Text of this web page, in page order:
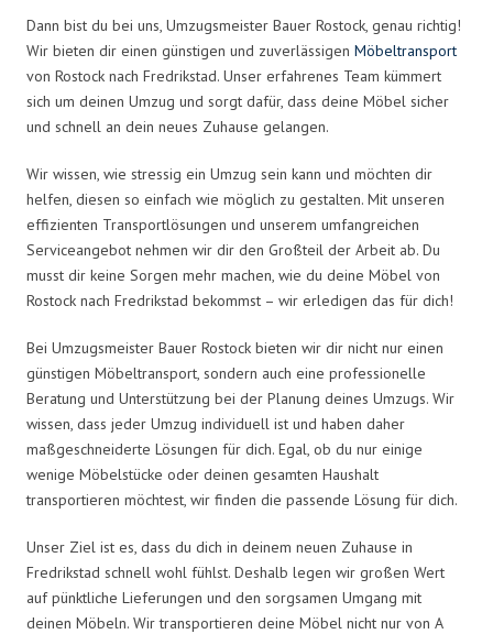
Dann bist du bei uns, Umzugsmeister Bauer Rostock, genau richtig!
Wir bieten dir einen günstigen und zuverlässigen Möbeltransport
von Rostock nach Fredrikstad. Unser erfahrenes Team kümmert
sich um deinen Umzug und sorgt dafür, dass deine Möbel sicher
und schnell an dein neues Zuhause gelangen.
Wir wissen, wie stressig ein Umzug sein kann und möchten dir
helfen, diesen so einfach wie möglich zu gestalten. Mit unseren
effizienten Transportlösungen und unserem umfangreichen
Serviceangebot nehmen wir dir den Großteil der Arbeit ab. Du
musst dir keine Sorgen mehr machen, wie du deine Möbel von
Rostock nach Fredrikstad bekommst – wir erledigen das für dich!
Bei Umzugsmeister Bauer Rostock bieten wir dir nicht nur einen
günstigen Möbeltransport, sondern auch eine professionelle
Beratung und Unterstützung bei der Planung deines Umzugs. Wir
wissen, dass jeder Umzug individuell ist und haben daher
maßgeschneiderte Lösungen für dich. Egal, ob du nur einige
wenige Möbelstücke oder deinen gesamten Haushalt
transportieren möchtest, wir finden die passende Lösung für dich.
Unser Ziel ist es, dass du dich in deinem neuen Zuhause in
Fredrikstad schnell wohl fühlst. Deshalb legen wir großen Wert
auf pünktliche Lieferungen und den sorgsamen Umgang mit
deinen Möbeln. Wir transportieren deine Möbel nicht nur von A